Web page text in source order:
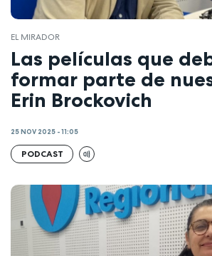
EL MIRADOR
Las películas que
formar parte de
Erin Brockovich
25 NOV 2025 - 11:05
PODCAST